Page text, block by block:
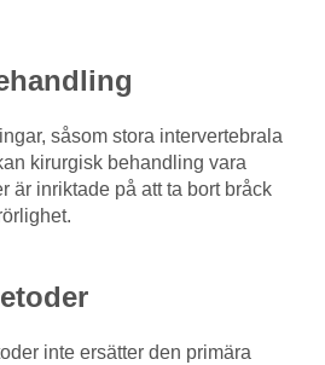
såsom stora intervertebrala
kirurgisk behandling vara
är inriktade på att ta bort bråck
inte ersätter den primära